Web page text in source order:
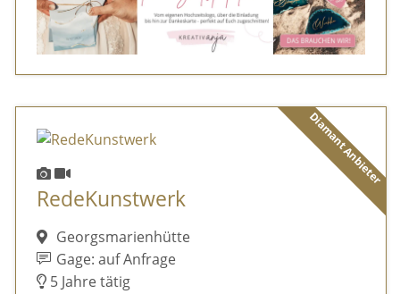
Diamant Anbieter
RedeKunstwerk
Georgsmarienhütte
Gage: auf Anfrage
5 Jahre tätig